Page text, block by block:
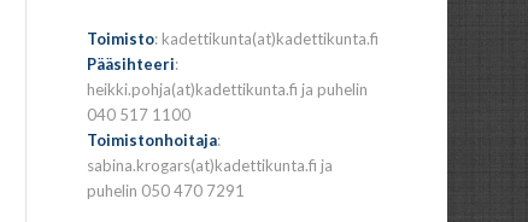
Toimisto: kadettikunta(at)kadettikunta.fi
Pääsihteeri:
heikki.pohja(at)kadettikunta.fi ja puhelin
040 517 1100
Toimistonhoitaja:
sabina.krogars(at)kadettikunta.fi ja
puhelin 050 470 7291